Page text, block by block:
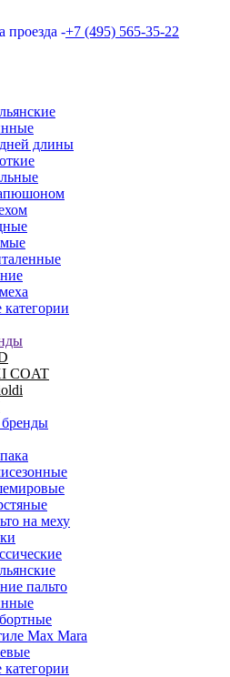
проезда -+7 (495) 565-35-22
длины
COAT
на меху
пальто
Max Mara